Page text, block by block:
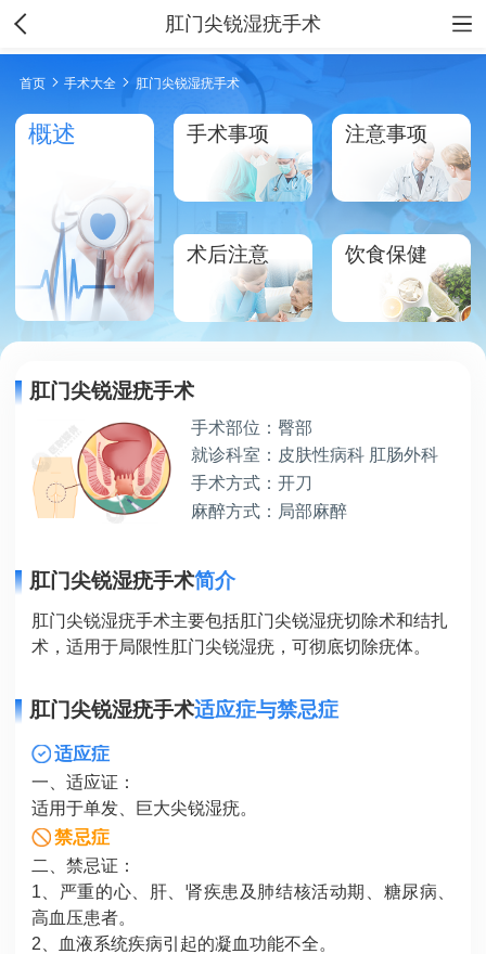
肛门尖锐湿疣手术
首页 手术大全 肛门尖锐湿疣手术
概述 手术事项 注意事项
术后注意 饮食保健
肛门尖锐湿疣手术
手术部位：臀部
就诊科室：皮肤性病科 肛肠外科
手术方式：开刀
麻醉方式：局部麻醉
肛门尖锐湿疣手术简介
肛门尖锐湿疣手术主要包括肛门尖锐湿疣切除术和结扎
术，适用于局限性肛门尖锐湿疣，可彻底切除疣体。
肛门尖锐湿疣手术适应症与禁忌症
适应症
一、适应证：
适用于单发、巨大尖锐湿疣。
禁忌症
二、禁忌证：
1、严重的心、肝、肾疾患及肺结核活动期、糖尿病、
高血压患者。
2、血液系统疾病引起的凝血功能不全。